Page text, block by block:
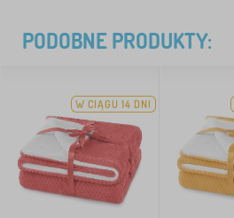
PODOBNE PRODUKTY:
W CIĄGU 14 DNI